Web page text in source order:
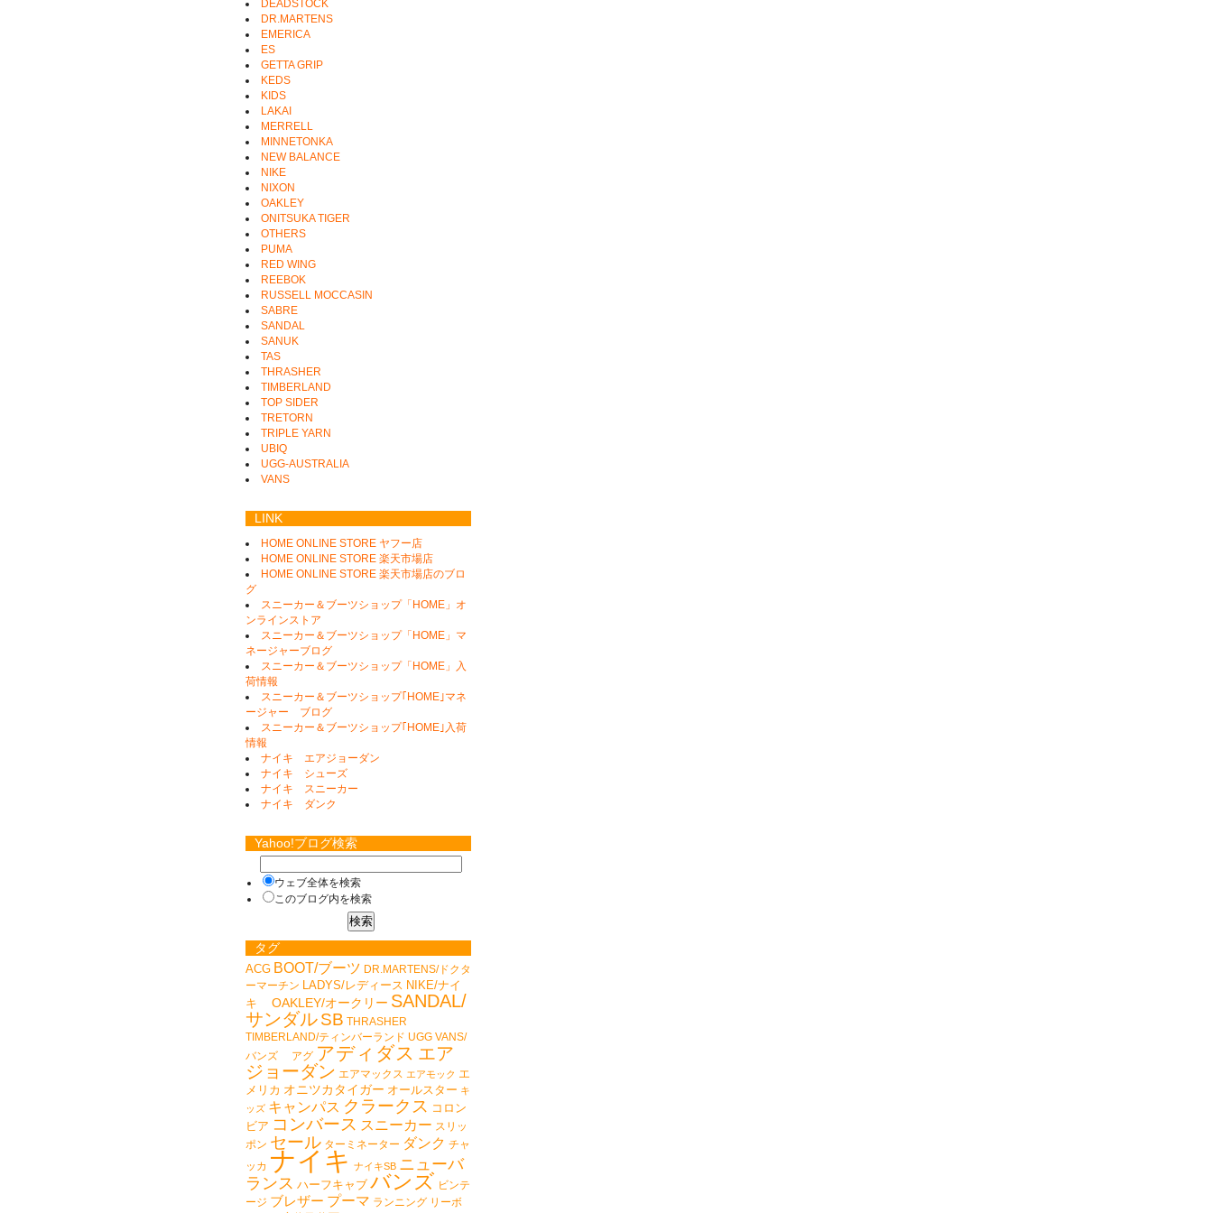
DEADSTOCK
DR.MARTENS
EMERICA
ES
GETTA GRIP
KEDS
KIDS
LAKAI
MERRELL
MINNETONKA
NEW BALANCE
NIKE
NIXON
OAKLEY
ONITSUKA TIGER
OTHERS
PUMA
RED WING
REEBOK
RUSSELL MOCCASIN
SABRE
SANDAL
SANUK
TAS
THRASHER
TIMBERLAND
TOP SIDER
TRETORN
TRIPLE YARN
UBIQ
UGG-AUSTRALIA
VANS
LINK
HOME ONLINE STORE ヤフー店
HOME ONLINE STORE 楽天市場店
HOME ONLINE STORE 楽天市場店のブロ
グ
スニーカー＆ブーツショップ「HOME」オ
ンラインストア
スニーカー＆ブーツショップ「HOME」マ
ネージャーブログ
スニーカー＆ブーツショップ「HOME」入
荷情報
スニーカー＆ブーツショップ｢HOME｣マネ
ージャー ブログ
スニーカー＆ブーツショップ｢HOME｣入荷
情報
ナイキ エアジョーダン
ナイキ シューズ
ナイキ スニーカー
ナイキ ダンク
Yahoo!ブログ検索
ウェブ全体を検索
このブログ内を検索
タグ
ACG BOOT/ブーツ DR.MARTENS/ドクタ
ーマーチン LADYS/レディース NIKE/ナイ
キ
OAKLEY/オークリー SANDAL/
サンダルSB THRASHER
TIMBERLAND/ティンバーランド UGG VANS/
バンズ
アグ アディダス エア
ジョーダン エアマックス エアモック エ
メリカ オニツカタイガー オールスター キ
ッズ キャンパス クラークス コロン
ビア コンバース スニーカー スリッ
ポン セール ターミネーター ダンク チャ
ッカ ナイキ ナイキSB ニューバ
ランス ハーフキャブ バンズ ビンテ
ージ ブレザー プーマ ランニング リーボ